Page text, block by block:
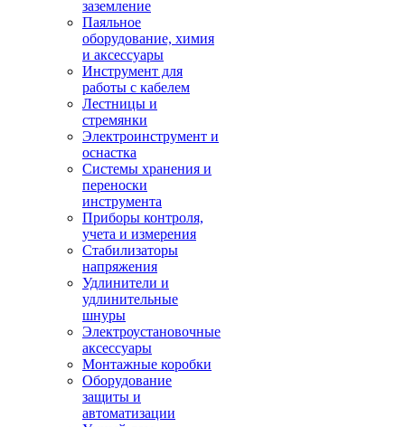
заземление
Паяльное
оборудование, химия
и аксессуары
Инструмент для
работы с кабелем
Лестницы и
стремянки
Электроинструмент и
оснастка
Системы хранения и
переноски
инструмента
Приборы контроля,
учета и измерения
Стабилизаторы
напряжения
Удлинители и
удлинительные
шнуры
Электроустановочные
аксессуары
Монтажные коробки
Оборудование
защиты и
автоматизации